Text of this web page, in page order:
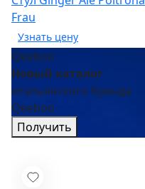
Frau
Qeeboo
Новый каталог
итальянского бренда
Qeeboo
Получить